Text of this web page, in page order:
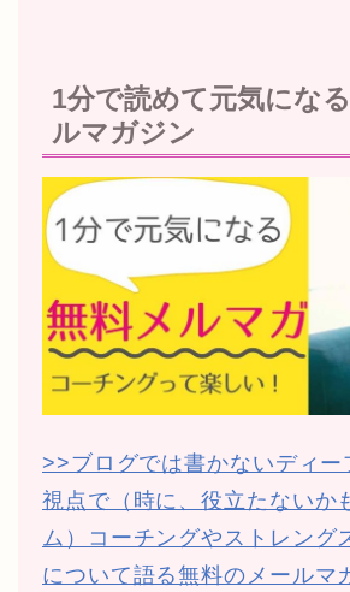
1分で読めて元気にな
ルマガジン
>>ブログでは書かないディー
視点で（時に、役立たないか
ム）コーチングやストレング
について語る無料のメールマ